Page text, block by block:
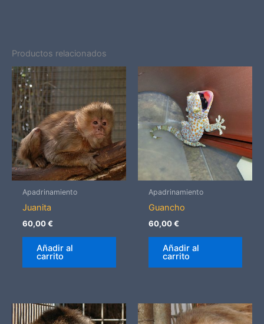
Productos relacionados
Apadrinamiento
Juanita
60,00€
Añadir al
carrito
Apadrinamiento
Guancho
60,00€
Añadir al
carrito